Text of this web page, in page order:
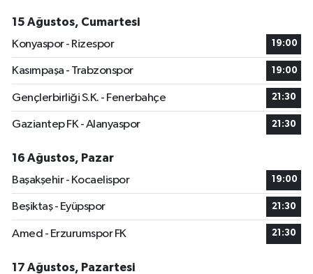
15 Ağustos, Cumartesi
Konyaspor - Rizespor
19:00
Kasımpaşa - Trabzonspor 19:00
Gençlerbirliği S.K. - Fenerbahçe 21:30
Gaziantep FK - Alanyaspor 21:30
16 Ağustos, Pazar
Başakşehir - Kocaelispor
19:00
Beşiktaş - Eyüpspor 21:30
Amed - Erzurumspor FK 21:30
17 Ağustos, Pazartesi